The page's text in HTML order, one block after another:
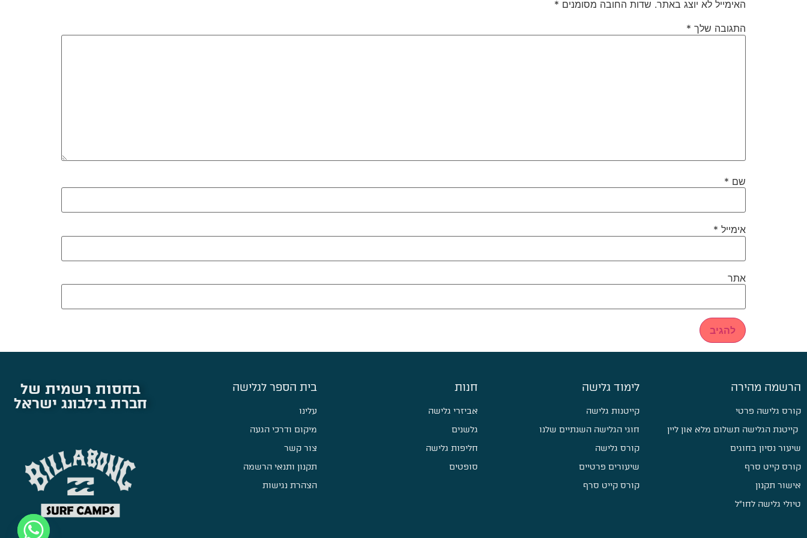
האימייל לא יוצג באתר. שדות החובה מסומנים *
התגובה שלך *
שם *
אימייל *
אתר
הרשמה מהירה
קורס גלישה פרטי
קייטנת הגלישה תשלום מלא און ליין
שיעור נסיון בחוגים
קורס קייט סרף
אישור תקנון
טיולי גלישה לחו״ל
לימוד גלישה
קייטנות גלישה
חוגי הגלישה השנתיים שלנו
קורס גלישה
שיעורים פרטיים
קורס קייט סרף
חנות
אביזרי גלישה
גלשנים
חליפות גלישה
סופטים
בית הספר לגלישה
עלינו
מיקום ודרכי הגעה
צור קשר
תקנון ותנאי הרשמה
הצהרת נגישות
בחסות רשמית של
חברת בילבונג ישראל